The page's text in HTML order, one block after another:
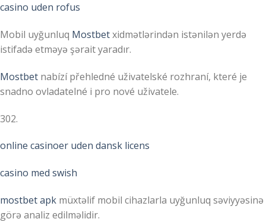
casino uden rofus
Mobil uyğunluq Mostbetxidmətlərindən istənilən yerdə
istifadə etməyə şərait yaradır.
Mostbet nabízí přehledné uživatelské rozhraní, které je
snadno ovladatelné i pro nové uživatele.
302.
online casinoer uden dansk licens
casino med swish
mostbet apk müxtəlif mobil cihazlarla uyğunluq səviyyəsinə
görə analiz edilməlidir.